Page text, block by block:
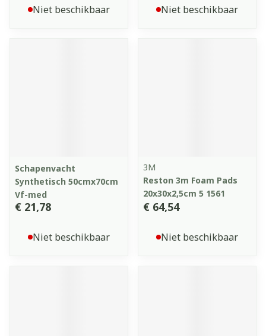
Niet beschikbaar Niet beschikbaar
Schapenvacht
Synthetisch 50cmx70cm
Vf-med
€ 21,78
Niet beschikbaar
3M
Reston 3m Foam Pads
20x30x2,5cm 5 1561
€ 64,54
Niet beschikbaar